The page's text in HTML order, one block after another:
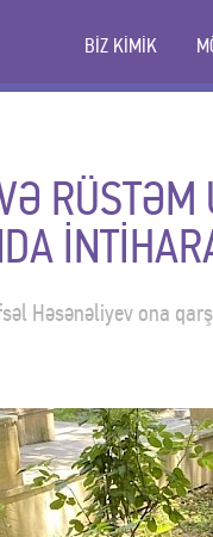
BİZ KİMİK
RÜSTƏM
Həsənəliyev ona